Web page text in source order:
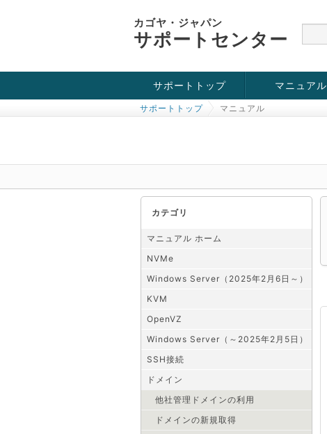
カゴヤ・ジャパン
サポートセンター
サポートトップ
お役立ち情報
チュートリアル
障害・メンテナンス情報
マニュアル
KVM
OpenVZ
Windows Server
SSH接続
ドメイン
SSL
サポートトップ マニュアル
カテゴリ
マニュアル ホーム
NVMe
Windows Server（2025年2月6日～）
KVM
OpenVZ
Windows Server（～2025年2月5日）
SSH接続
ドメイン
他社管理ドメインの利用
ドメインの新規取得